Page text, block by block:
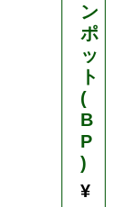
ン
ポ
ッ
ト
(
B
P
)
¥